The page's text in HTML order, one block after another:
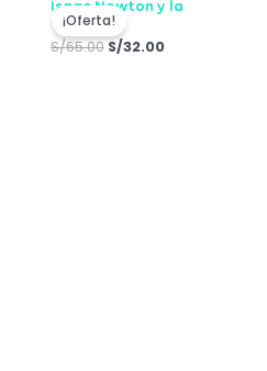
¡Oferta!
Isaac Newton y la
Gravedad
S/65.00
precio
original
era:
S/32.00
precio
es: